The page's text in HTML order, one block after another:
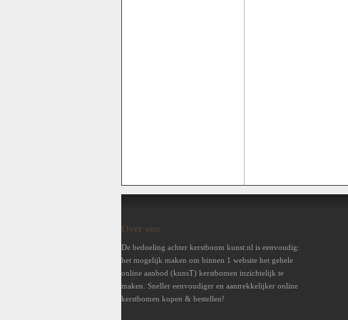
Over ons
De bedoeling achter kerstboom kunst.nl is eenvoudig:
het mogelijk maken om binnen 1 website het gehele
online aanbod (kunsT) kerstbomen inzichtelijk te
maken. Sneller eenvoudiger en aantrekkelijker online
kerstbomen kopen & bestellen!